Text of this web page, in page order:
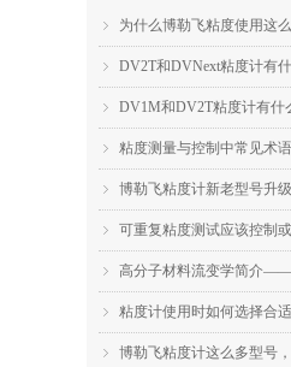
ꁇ
ꁇ DV2T和DVNext粘度计有
ꁇ DV1M和DV2T粘度计有什
ꁇ 粘度测量与控制中常见术语
ꁇ 博勒飞粘度计新老型号升
ꁇ
ꁇ 高分子材料流变学简介
ꁇ
ꁇ